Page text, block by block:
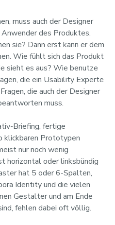
muss auch der Designer
Anwender des Produktes.
sie? Dann erst kann er dem
Wie fühlt sich das Produkt
sieht es aus? Wie benutze
die ein Usability Experte
die auch der Designer
muss.
Briefing, fertige
klickbaren Prototypen
nur noch wenig
horizontal oder linksbündig
hat 5 oder 6-Spalten,
Identity und die vielen
Gestalter und am Ende
fehlen dabei oft völlig.